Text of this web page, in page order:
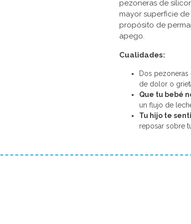
pezoneras de
mayor superficie
propósito de
apego.
Cualidades:
Dos pezoneras
de dolor o
Que tu bebé
un flujo de
Tu hijo te
reposar sobre